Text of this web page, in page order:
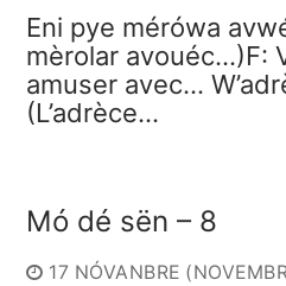
Eni pye mérówa
mèrolar avouéc…)F:
amuser avec…
(L’adrèce…
Mó dé sën – 8
17 NÓVANBRE